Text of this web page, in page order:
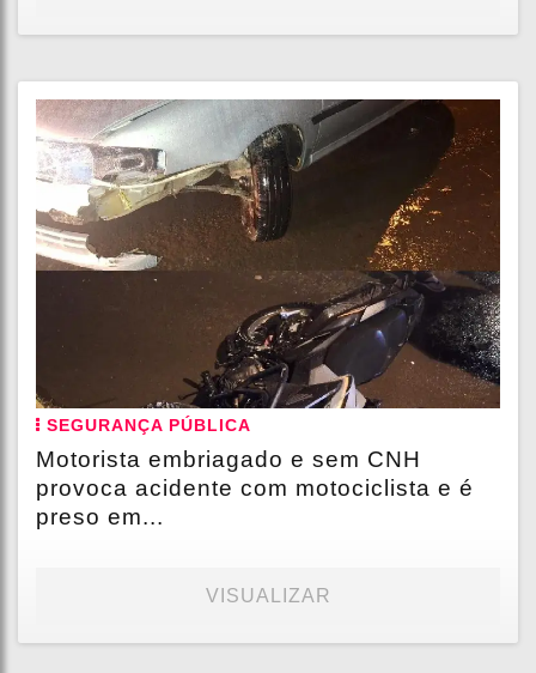
SEGURANÇA PÚBLICA
Motorista embriagado e sem CNH
provoca acidente com motociclista e é
preso em...
VISUALIZAR